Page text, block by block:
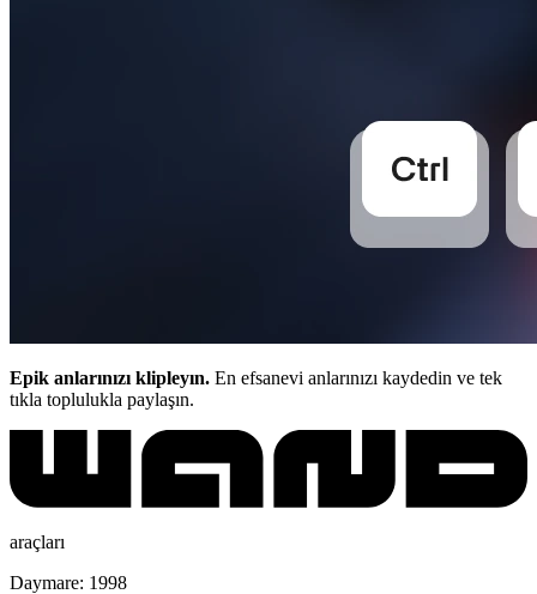
Epik anlarınızı klipleyın. En efsanevi anlarınızı kaydedin ve tek
tıkla toplulukla paylaşın.
araçları
Daymare: 1998